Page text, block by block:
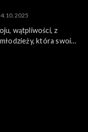
wątpliwości, z
która swoim
bohaterami
jak i z zagranicy.